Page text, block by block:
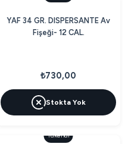
YAF 34 GR. DISPERSANTE Av
Fişeği- 12 CAL.
₺730,00
Stokta Yok
Tükendi